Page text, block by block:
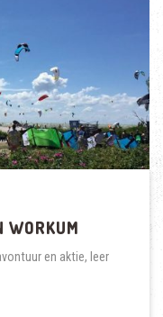
WORKUM
en aktie, leer